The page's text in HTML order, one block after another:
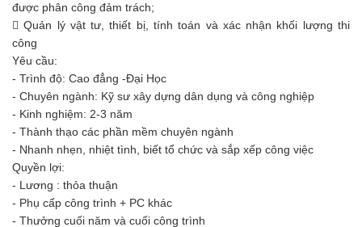
được phân công đảm trách;
 Quản lý vật tư, thiết bị, tính toán và xác nhận khối lượng thi
công
Yêu cầu:
- Trình độ: Cao đẳng -Đại Học
- Chuyên ngành: Kỹ sư xây dựng dân dụng và công nghiệp
- Kinh nghiệm: 2-3 năm
- Thành thạo các phần mềm chuyên ngành
- Nhanh nhẹn, nhiệt tình, biết tổ chức và sắp xếp công việc
Quyền lợi:
- Lương : thỏa thuận
- Phụ cấp công trình + PC khác
- Thưởng cuối năm và cuối công trình